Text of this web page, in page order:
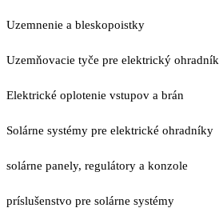
Uzemnenie a bleskopoistky
Uzemňovacie tyče pre elektrický ohradník
Elektrické oplotenie vstupov a brán
Solárne systémy pre elektrické ohradníky
solárne panely, regulátory a konzole
príslušenstvo pre solárne systémy